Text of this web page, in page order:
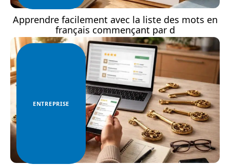
Apprendre facilement avec la liste des mots en
français commençant par d
ENTREPRISE